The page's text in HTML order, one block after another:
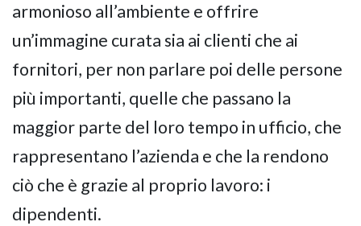
armonioso all’ambiente e offrire
un’immagine curata sia ai clienti che ai
fornitori, per non parlare poi delle persone
più importanti, quelle che passano la
maggior parte del loro tempo in ufficio, che
rappresentano l’azienda e che la rendono
ciò che è grazie al proprio lavoro: i
dipendenti.